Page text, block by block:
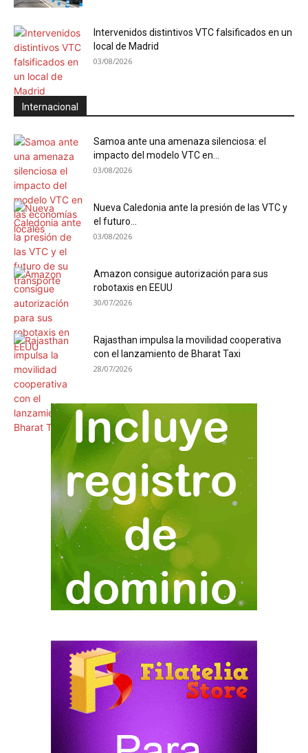
Intervenidos distintivos VTC falsificados en un
local de Madrid
03/08/2026
Internacional
Samoa ante una amenaza silenciosa: el
impacto del modelo VTC en...
03/08/2026
Nueva Caledonia ante la presión de las VTC y
el futuro...
03/08/2026
Amazon consigue autorización para sus
robotaxis en EEUU
30/07/2026
Rajasthan impulsa la movilidad cooperativa
con el lanzamiento de Bharat Taxi
28/07/2026